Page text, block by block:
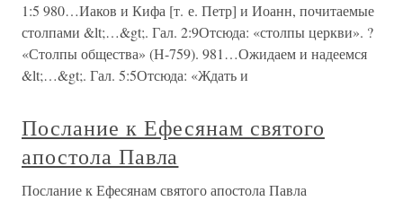
1:5 980…Иаков и Кифа [т. е. Петр] и Иоанн, почитаемые
столпами &lt;…&gt;. Гал. 2:9Отсюда: «столпы церкви». ?
«Столпы общества» (Н-759). 981…Ожидаем и надеемся
&lt;…&gt;. Гал. 5:5Отсюда: «Ждать и
Послание к Ефесянам святого
апостола Павла
Послание к Ефесянам святого апостола Павла